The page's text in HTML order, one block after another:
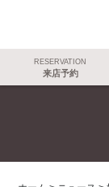
RESERVATION
来店予約